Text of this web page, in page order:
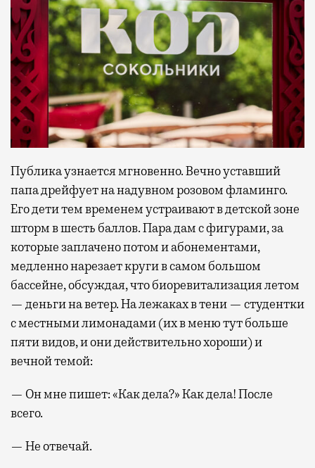
Публика узнается мгновенно. Вечно уставший
папа дрейфует на надувном розовом фламинго.
Его дети тем временем устраивают в детской зоне
шторм в шесть баллов. Пара дам с фигурами, за
которые заплачено потом и абонементами,
медленно нарезает круги в самом большом
бассейне, обсуждая, что биоревитализация летом
— деньги на ветер. На лежаках в тени — студентки
с местными лимонадами (их в меню тут больше
пяти видов, и они действительно хороши) и
вечной темой:
— Он мне пишет: «Как дела?» Как дела! После
всего.
— Не отвечай.